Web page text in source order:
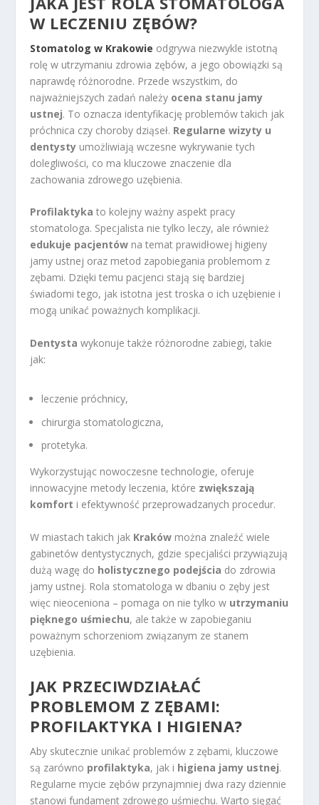
W LECZENIU ZĘBÓW?
Stomatolog w Krakowie odgrywa niezwykle istotną
rolę w utrzymaniu zdrowia zębów, a jego obowiązki są
naprawdę różnorodne. Przede wszystkim, do
najważniejszych zadań należy ocena stanu jamy
ustnej. To oznacza identyfikację problemów takich jak
próchnica czy choroby dziąseł. Regularne wizyty u
dentysty umożliwiają wczesne wykrywanie tych
dolegliwości, co ma kluczowe znaczenie dla
zachowania zdrowego uzębienia.
Profilaktyka to kolejny ważny aspekt pracy
stomatologa. Specjalista nie tylko leczy, ale również
edukuje pacjentów na temat prawidłowej higieny
jamy ustnej oraz metod zapobiegania problemom z
zębami. Dzięki temu pacjenci stają się bardziej
świadomi tego, jak istotna jest troska o ich uzębienie i
mogą unikać poważnych komplikacji.
Dentysta wykonuje także różnorodne zabiegi, takie
jak:
leczenie próchnicy,
chirurgia stomatologiczna,
protetyka.
Wykorzystując nowoczesne technologie, oferuje
innowacyjne metody leczenia, które zwiększają
komfort i efektywność przeprowadzanych procedur.
W miastach takich jak Kraków można znaleźć wiele
gabinetów dentystycznych, gdzie specjaliści przywiązują
dużą wagę do holistycznego podejścia do zdrowia
jamy ustnej. Rola stomatologa w dbaniu o zęby jest
więc nieoceniona – pomaga on nie tylko w utrzymaniu
pięknego uśmiechu, ale także w zapobieganiu
poważnym schorzeniom związanym ze stanem
uzębienia.
JAK PRZECIWDZIAŁAĆ
PROBLEMOM Z ZĘBAMI:
PROFILAKTYKA I HIGIENA?
Aby skutecznie unikać problemów z zębami, kluczowe
są zarówno profilaktyka, jak i higiena jamy ustnej.
Regularne mycie zębów przynajmniej dwa razy dziennie
stanowi fundament zdrowego uśmiechu. Warto sięgać